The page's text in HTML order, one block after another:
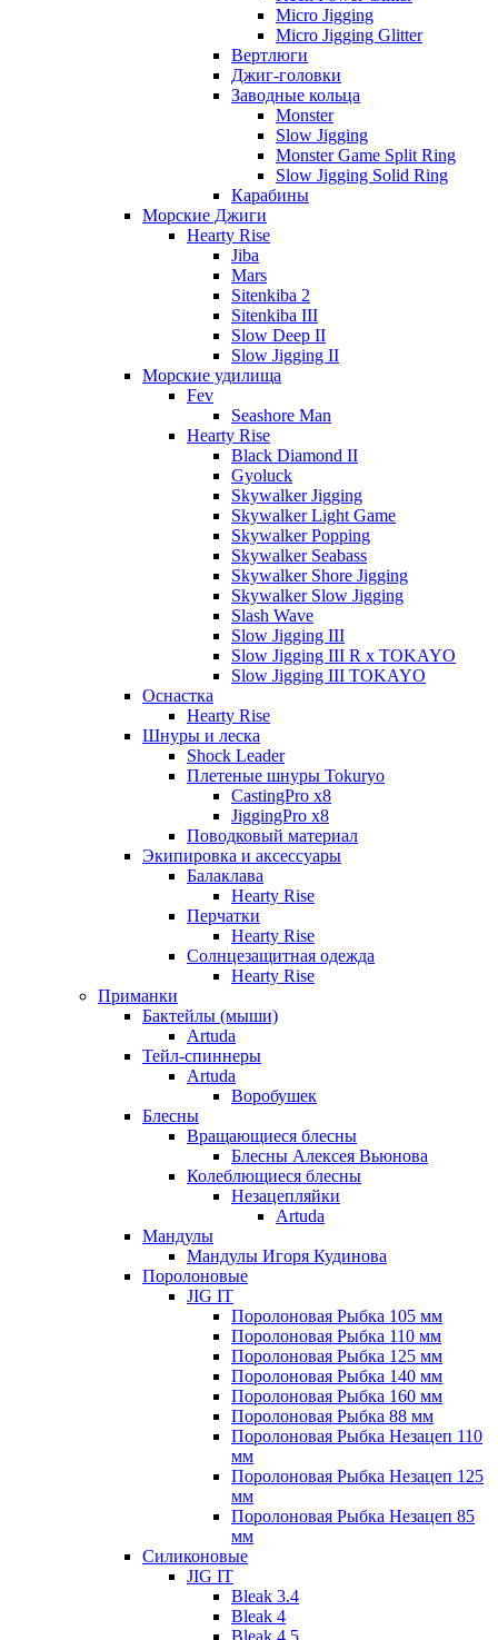
Micro Jigging
Micro Jigging Glitter
Вертлюги
Джиг-головки
Заводные кольца
Monster
Slow Jigging
Monster Game Split Ring
Slow Jigging Solid Ring
Карабины
Морские Джиги
Hearty Rise
Jiba
Mars
Sitenkiba 2
Sitenkiba III
Slow Deep II
Slow Jigging II
Морские удилища
Fev
Seashore Man
Hearty Rise
Black Diamond II
Gyoluck
Skywalker Jigging
Skywalker Light Game
Skywalker Popping
Skywalker Seabass
Skywalker Shore Jigging
Skywalker Slow Jigging
Slash Wave
Slow Jigging III
Slow Jigging III R x TOKAYO
Slow Jigging III TOKAYO
Оснастка
Hearty Rise
Шнуры и леска
Shock Leader
Плетеные шнуры Tokuryo
CastingPro x8
JiggingPro x8
Поводковый материал
Экипировка и аксессуары
Балаклава
Hearty Rise
Перчатки
Hearty Rise
Солнцезащитная одежда
Hearty Rise
Приманки
Бактейлы (мыши)
Artuda
Тейл-спиннеры
Artuda
Воробушек
Блесны
Вращающиеся блесны
Блесны Алексея Вьюнова
Колеблющиеся блесны
Незацепляйки
Artuda
Мандулы
Мандулы Игоря Кудинова
Поролоновые
JIG IT
Поролоновая Рыбка 105 мм
Поролоновая Рыбка 110 мм
Поролоновая Рыбка 125 мм
Поролоновая Рыбка 140 мм
Поролоновая Рыбка 160 мм
Поролоновая Рыбка 88 мм
Поролоновая Рыбка Незацеп 110
мм
Поролоновая Рыбка Незацеп 125
мм
Поролоновая Рыбка Незацеп 85
мм
Силиконовые
JIG IT
Bleak 3.4
Bleak 4
Bleak 4.5